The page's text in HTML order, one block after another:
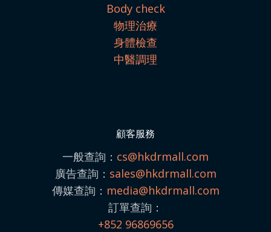
Body check
物理治療
身體檢查
中醫調理
顧客服務
一般查詢： cs@hkdrmall.com
廣告查詢： sales@hkdrmall.com
傳媒查詢： media@hkdrmall.com
訂單查詢：
+852 96869656